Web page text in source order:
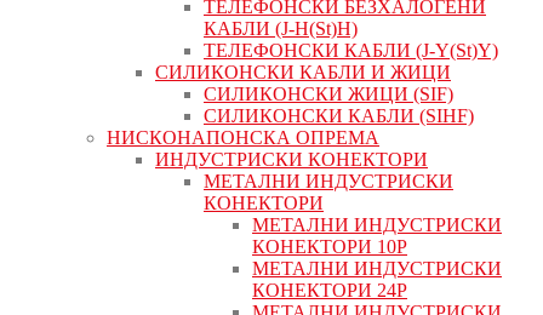
ТЕЛЕФОНСКИ БЕЗХАЛОГЕНИ
КАБЛИ (J-H(St)H)
ТЕЛЕФОНСКИ КАБЛИ (J-Y(St)Y)
СИЛИКОНСКИ КАБЛИ И ЖИЦИ
СИЛИКОНСКИ ЖИЦИ (SIF)
СИЛИКОНСКИ КАБЛИ (SIHF)
НИСКОНАПОНСКА ОПРЕМА
ИНДУСТРИСКИ КОНЕКТОРИ
МЕТАЛНИ ИНДУСТРИСКИ
КОНЕКТОРИ
МЕТАЛНИ ИНДУСТРИСКИ
КОНЕКТОРИ 10P
МЕТАЛНИ ИНДУСТРИСКИ
КОНЕКТОРИ 24P